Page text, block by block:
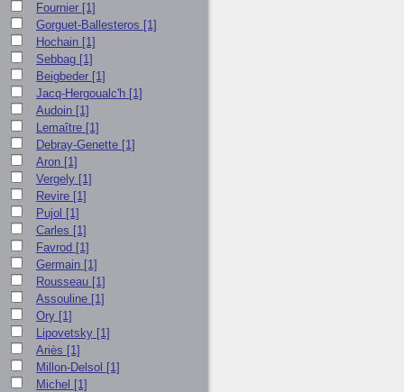
Fournier [1]
Gorguet-Ballesteros [1]
Hochain [1]
Sebbag [1]
Beigbeder [1]
Jacq-Hergoualc'h [1]
Audoin [1]
Lemaître [1]
Debray-Genette [1]
Aron [1]
Vergely [1]
Revire [1]
Pujol [1]
Carles [1]
Favrod [1]
Germain [1]
Rousseau [1]
Assouline [1]
Ory [1]
Lipovetsky [1]
Ariès [1]
Millon-Delsol [1]
Michel [1]